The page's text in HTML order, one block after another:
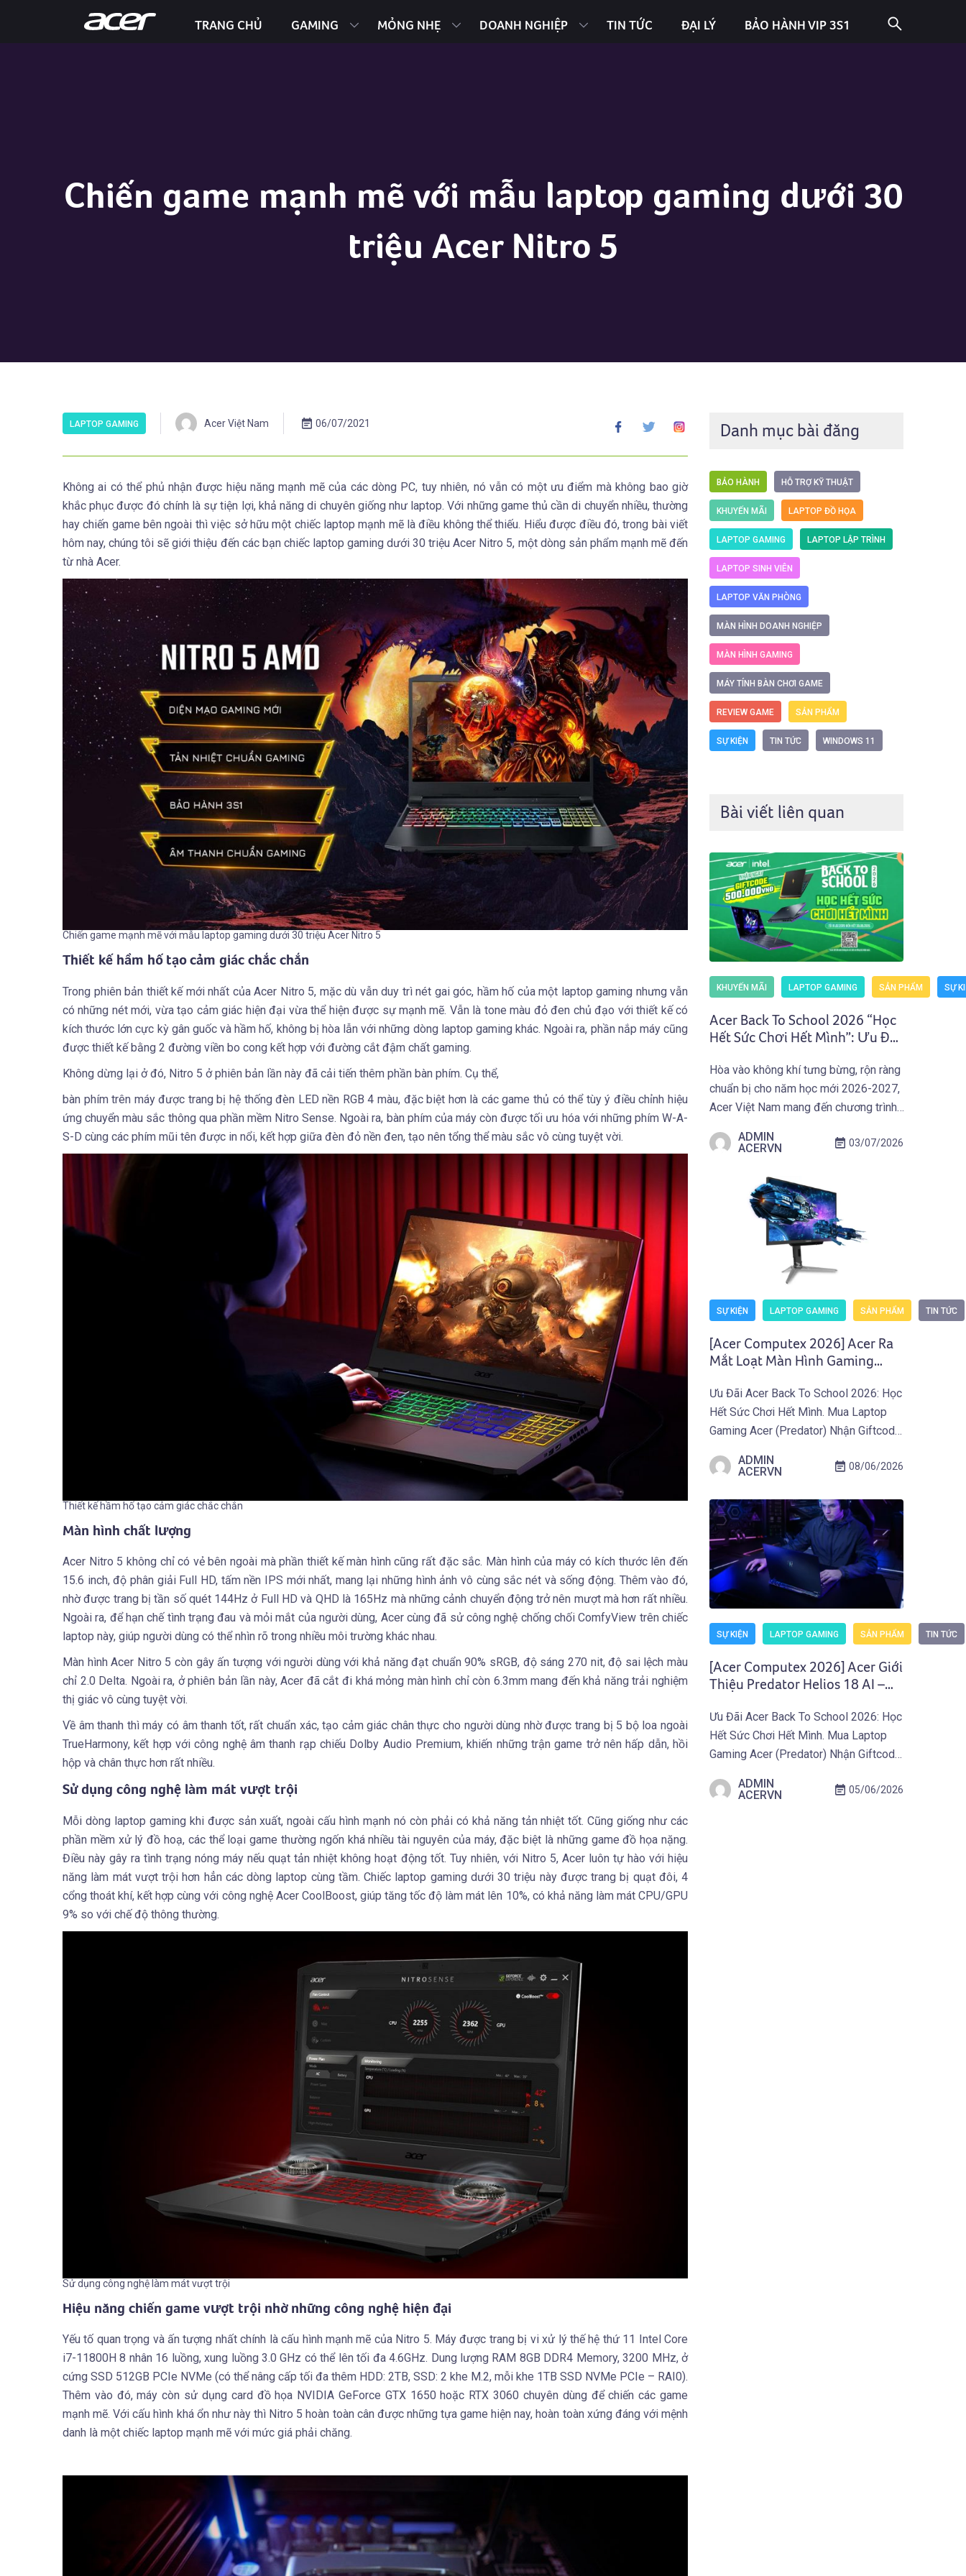
TRANG CHỦ GAMING MỎNG NHẸ DOANH NGHIỆP TIN TỨC ĐẠI LÝ BẢO HÀNH VIP 3S1
Chiến game mạnh mẽ với mẫu laptop gaming dưới 30
triệu Acer Nitro 5
LAPTOP GAMING Acer Việt Nam 06/07/2021
Không ai có thể phủ nhận được hiệu năng mạnh mẽ của các dòng PC, tuy nhiên, nó vẫn có một ưu điểm mà không bao giờ
khắc phục được đó chính là sự tiện lợi, khả năng di chuyên giống như laptop. Với những game thủ cần di chuyển nhiều, thường
hay chiến game bên ngoài thì việc sở hữu một chiếc laptop mạnh mẽ là điều không thể thiếu. Hiểu được điều đó, trong bài viết
hôm nay, chúng tôi sẽ giới thiệu đến các bạn chiếc laptop gaming dưới 30 triệu Acer Nitro 5, một dòng sản phẩm mạnh mẽ đến
từ nhà Acer.
Chiến game mạnh mẽ với mẫu laptop gaming dưới 30 triệu Acer Nitro 5
Thiết kế hầm hố tạo cảm giác chắc chắn
Trong phiên bản thiết kế mới nhất của Acer Nitro 5, mặc dù vẫn duy trì nét gai góc, hầm hố của một laptop gaming nhưng vẫn
có những nét mới, vừa tạo cảm giác hiện đại vừa thể hiện được sự mạnh mẽ. Vẫn là tone màu đỏ đen chủ đạo với thiết kế có
kích thước lớn cực kỳ gân guốc và hầm hố, không bị hòa lẫn với những dòng laptop gaming khác. Ngoài ra, phần nắp máy cũng
được thiết kế bằng 2 đường viền bo cong kết hợp với đường cắt đậm chất gaming.
Không dừng lại ở đó, Nitro 5 ở phiên bản lần này đã cải tiến thêm phần bàn phím. Cụ thể,
bàn phím trên máy được trang bị hệ thống đèn LED nền RGB 4 màu, đặc biệt hơn là các game thủ có thể tùy ý điều chỉnh hiệu
ứng chuyển màu sắc thông qua phần mềm Nitro Sense. Ngoài ra, bàn phím của máy còn được tối ưu hóa với những phím W-A-
S-D cùng các phím mũi tên được in nổi, kết hợp giữa đèn đỏ nền đen, tạo nên tổng thể màu sắc vô cùng tuyệt vời.
Thiết kế hầm hố tạo cảm giác chắc chắn
Màn hình chất lượng
Acer Nitro 5 không chỉ có vẻ bên ngoài mà phần thiết kế màn hình cũng rất đặc sắc. Màn hình của máy có kích thước lên đến
15.6 inch, độ phân giải Full HD, tấm nền IPS mới nhất, mang lại những hình ảnh vô cùng sắc nét và sống động. Thêm vào đó,
nhờ được trang bị tần số quét 144Hz ở Full HD và QHD là 165Hz mà những cảnh chuyển động trở nên mượt mà hơn rất nhiều.
Ngoài ra, để hạn chế tình trạng đau và mỏi mắt của người dùng, Acer cùng đã sử công nghệ chống chối ComfyView trên chiếc
laptop này, giúp người dùng có thể nhìn rõ trong nhiều môi trường khác nhau.
Màn hình Acer Nitro 5 còn gây ấn tượng với người dùng với khả năng đạt chuẩn 90% sRGB, độ sáng 270 nit, độ sai lệch màu
chỉ 2.0 Delta. Ngoài ra, ở phiên bản lần này, Acer đã cắt đi khá mỏng màn hình chỉ còn 6.3mm mang đến khả năng trải nghiệm
thị giác vô cùng tuyệt vời.
Về âm thanh thì máy có âm thanh tốt, rất chuẩn xác, tạo cảm giác chân thực cho người dùng nhờ được trang bị 5 bộ loa ngoài
TrueHarmony, kết hợp với công nghệ âm thanh rạp chiếu Dolby Audio Premium, khiến những trận game trở nên hấp dẫn, hồi
hộp và chân thực hơn rất nhiều.
Sử dụng công nghệ làm mát vượt trội
Mỗi dòng laptop gaming khi được sản xuất, ngoài cấu hình mạnh nó còn phải có khả năng tản nhiệt tốt. Cũng giống như các
phần mềm xử lý đồ hoạ, các thể loại game thường ngốn khá nhiều tài nguyên của máy, đặc biệt là những game đồ họa nặng.
Điều này gây ra tình trạng nóng máy nếu quạt tản nhiệt không hoạt động tốt. Tuy nhiên, với Nitro 5, Acer luôn tự hào với hiệu
năng làm mát vượt trội hơn hẳn các dòng laptop cùng tầm. Chiếc laptop gaming dưới 30 triệu này được trang bị quạt đôi, 4
cổng thoát khí, kết hợp cùng với công nghệ Acer CoolBoost, giúp tăng tốc độ làm mát lên 10%, có khả năng làm mát CPU/GPU
9% so với chế độ thông thường.
Sử dụng công nghệ làm mát vượt trội
Hiệu năng chiến game vượt trội nhờ những công nghệ hiện đại
Yếu tố quan trọng và ấn tượng nhất chính là cấu hình mạnh mẽ của Nitro 5. Máy được trang bị vi xử lý thế hệ thứ 11 Intel Core
i7-11800H 8 nhân 16 luồng, xung luồng 3.0 GHz có thể lên tối đa 4.6GHz. Dung lượng RAM 8GB DDR4 Memory, 3200 MHz, ở
cứng SSD 512GB PCIe NVMe (có thể nâng cấp tối đa thêm HDD: 2TB, SSD: 2 khe M.2, mỗi khe 1TB SSD NVMe PCIe – RAI0).
Thêm vào đó, máy còn sử dụng card đồ họa NVIDIA GeForce GTX 1650 hoặc RTX 3060 chuyên dùng để chiến các game
mạnh mẽ. Với cấu hình khá ổn như này thì Nitro 5 hoàn toàn cân được những tựa game hiện nay, hoàn toàn xứng đáng với mệnh
danh là một chiếc laptop mạnh mẽ với mức giá phải chăng.
Danh mục bài đăng
BẢO HÀNH HỖ TRỢ KỸ THUẬT
KHUYẾN MÃI LAPTOP ĐỒ HỌA
LAPTOP GAMING LAPTOP LẬP TRÌNH
LAPTOP SINH VIÊN
LAPTOP VĂN PHÒNG
MÀN HÌNH DOANH NGHIỆP
MÀN HÌNH GAMING
MÁY TÍNH BÀN CHƠI GAME
REVIEW GAME SẢN PHẨM
SỰ KIỆN TIN TỨC WINDOWS 11
Bài viết liên quan
KHUYẾN MÃI LAPTOP GAMING SẢN PHẨM SỰ
Acer Back To School 2026 “Học
Hết Sức Chơi Hết Mình”: Ưu Đãi
(Predator) Nhận Giftcode
500.000 VNĐ (01.07 –
30.09.2026)
Hòa vào không khí tưng bừng, rộn ràng
chuẩn bị cho năm học mới 2026-2027,
Acer Việt Nam mang đến chương trình
Back To School 2026 “Học Hết Sức
Sinh Sinh Viên và người dùng sở hữu
Laptop Gaming […]
ADMIN
ACERVN
03/07/2026
SỰ KIỆN LAPTOP GAMING SẢN PHẨM TIN TỨC
[Acer Computex 2026] Acer Ra
Mắt Loạt Màn Hình Gaming
Ưu Đãi Acer Back To School 2026: Học
Hết Sức Chơi Hết Mình. Mua Laptop
Gaming Acer (Predator) Nhận Giftcode
30.09.2026. Khám Phá Ưu Đãi Ngay
Acer công bố thế hệ màn hình gaming
mới thuộc hai dòng Predator và Acer
Nitro, tích […]
ADMIN
ACERVN
08/06/2026
SỰ KIỆN LAPTOP GAMING SẢN PHẨM TIN TỨC
[Acer Computex 2026] Acer Giới
Thiệu Predator Helios 18 AI –
Dành Cho Game Thủ Chuyên
Nghiệp
Ưu Đãi Acer Back To School 2026: Học
Hết Sức Chơi Hết Mình. Mua Laptop
Gaming Acer (Predator) Nhận Giftcode
30.09.2026. Khám Phá Ưu Đãi Ngay
ADMIN
ACERVN
05/06/2026